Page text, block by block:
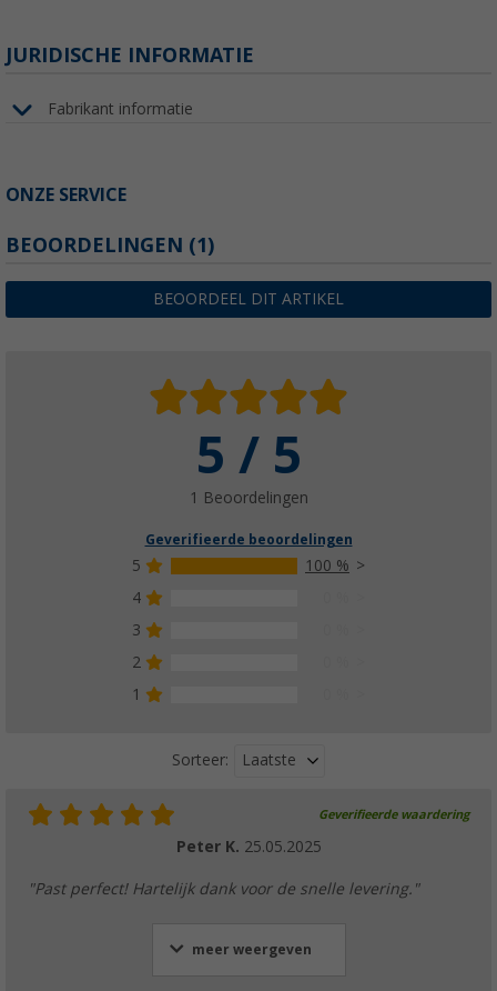
JURIDISCHE INFORMATIE
Fabrikant informatie
ONZE SERVICE
BEOORDELINGEN (1)
BEOORDEEL DIT ARTIKEL
5 / 5
1 Beoordelingen
Geverifieerde beoordelingen
5
100 %
4
3
2
1
Sorteer: Laatste
Geverifieerde waardering
Peter K. 25.05.2025
"Past perfect! Hartelijk dank voor de snelle levering."
meer weergeven